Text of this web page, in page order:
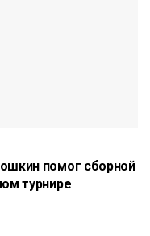
помог сборной
турнире